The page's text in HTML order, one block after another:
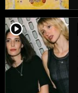
player2